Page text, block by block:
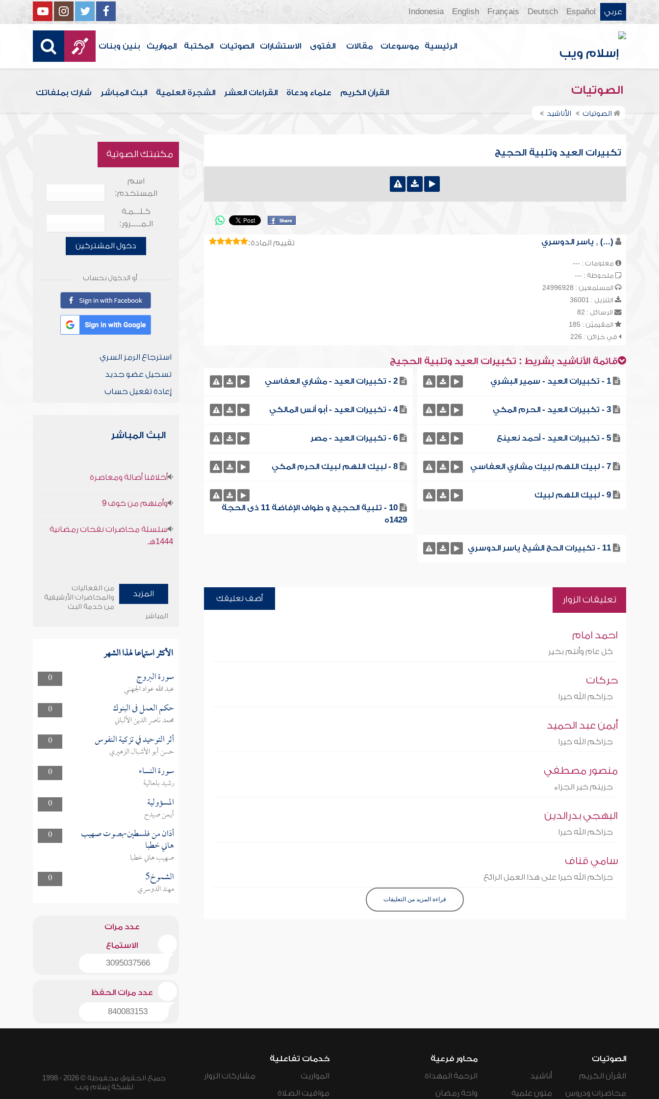
عربي Español
Deutsch
Français
English
Indonesia
الرئيسية موسوعات مقالات الفتوى الاستشارات الصوتيات المكتبة المواريث بنين وبنات
الصوتيات القرآن الكريم علماء ودعاة القراءات العشر الشجرة العلمية البث المباشر شارك بملفاتك
الصوتيات الأناشيد
تكبيرات العيد وتلبية الحجيج
تقييم المادة: (...)
, ياسر الدوسري
معلومات : ---
ملحوظة : ---
المستمعين : 24996928
التنزيل : 36001
الرسائل : 82
المقيميّن : 185
في خزائن : 226
قائمة الأناشيد بشريط : تكبيرات العيد وتلبية الحجيج
1 - تكبيرات العيد - سمير البشري 2 - تكبيرات العيد - مشاري العفاسي
3 - تكبيرات العيد - الحرم المكي 4 - تكبيرات العيد - أبو أنس المالكي
5 - تكبيرات العيد - أحمد نعينع 6 - تكبيرات العيد - مصر
7 - لبيك اللهم لبيك مشاري العفاسي 8 - لبيك اللهم لبيك الحرم المكي
9 - لبيك اللهم لبيك
10 - تلبية الحجيج و طواف الإفاضة 11 ذى الحجة
1429ه
11 - تكبيرات الحج الشيخ ياسر الدوسري
تعليقات الزوار أضف تعليقك
احمد امام
كل عام وأنتم بخير
حركات
جزاكم الله خيرا
أيمن عبد الحميد
جزاكم الله خيرا
منصور مصطفي
جزيتم خير الجزاء
البهجي بدرالدين
جزاكم الله خيرا
سامي قناف
جزاكم الله خيرا على هذا العمل الرائع
قراءة المزيد من التعليقات
مكتبتك الصوتية
اسم
المستخدم:
كـلـــمـة
الـمـــــرور:
دخول المشتركين
أو الدخول بحساب
استرجاع الرمز السري
تسجيل عضو جديد
إعادة تفعيل حساب
البث المباشر
أخلاقنا أصالة ومعاصرة
وأمنهم من خوف 9
سلسلة محاضرات نفحات رمضانية
1444هـ
المزيد
من الفعاليات
والمحاضرات الأرشيفية
من خدمة البث
المباشر
الأكثر استماعا لهذا الشهر
0 سورة البروج
عبد الله عواد الجهني
0
حكم العمل فى البنوك
محمد ناصر الدين الألباني
0
أثر التوحيد في تزكية النفوس
حسن أبو الأشبال الزهيري
0
سورة النساء
رشيد بلعالية
0
المسؤولية
أيمن صيدح
0
أذان من فلسطين-بصوت صهيب
هاني خطبا
صهيب هاني خطبا
0
الشموخ5
مهند الدوسري
عدد مرات
الاستماع
3095037566
عدد مرات الحفظ
840083153
الصوتيات
القرآن الكريم
محاضرات ودروس
أناشيد
متون علمية
محاور فرعية
الرحمة المهداة
واحة رمضان
خدمات تفاعلية
المواريث
مواقيت الصلاة
مشاركات الزوار
جميع الحقوق محفوظة © 2026 - 1998
لشبكة إسلام ويب